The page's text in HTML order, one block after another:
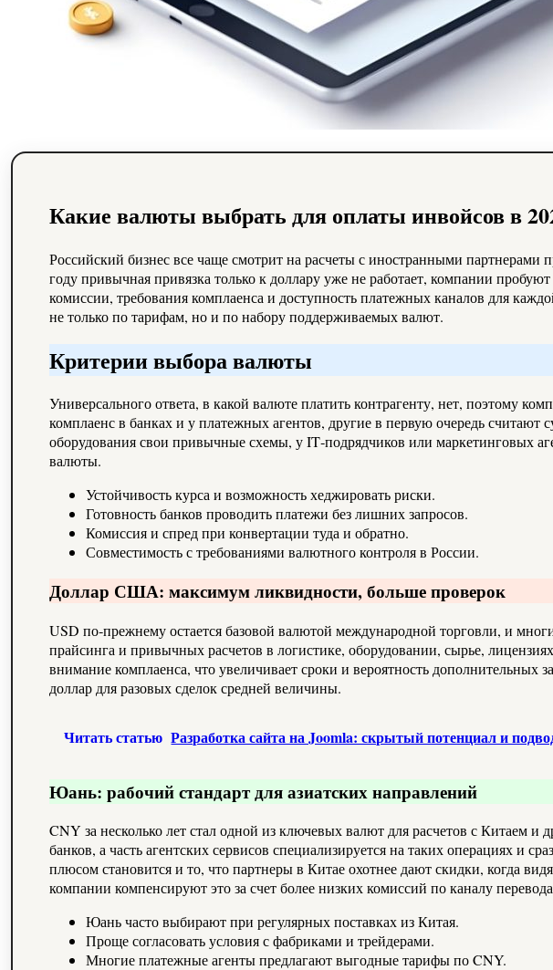
Какие валюты выбрать для оплаты инвойсов в
Российский бизнес все чаще смотрит на расчеты с иностранными
году привычная привязка только к доллару уже не работает, компании
комиссии, требования комплаенса и доступность платежных каналов для
не только по тарифам, но и по набору поддерживаемых валют.
Критерии выбора валюты
Универсального ответа, в какой валюте платить контрагенту, нет, поэтому
комплаенс в банках и у платежных агентов, другие в первую очередь
оборудования свои привычные схемы, у IT‑подрядчиков или маркетинговых
валюты.
Устойчивость курса и возможность хеджировать риски.
Готовность банков проводить платежи без лишних запросов.
Комиссия и спред при конвертации туда и обратно.
Совместимость с требованиями валютного контроля в России.
Доллар США: максимум ликвидности, больше проверок
USD по‑прежнему остается базовой валютой международной торговли, и
прайсинга и привычных расчетов в логистике, оборудовании, сырье,
внимание комплаенса, что увеличивает сроки и вероятность дополнительных
доллар для разовых сделок средней величины.
Читать статью Разработка сайта на Joomla: скрытый потенциал и
Юань: рабочий стандарт для азиатских направлений
CNY за несколько лет стал одной из ключевых валют для расчетов с Китаем
банков, а часть агентских сервисов специализируется на таких операциях и
плюсом становится и то, что партнеры в Китае охотнее дают скидки, когда
компании компенсируют это за счет более низких комиссий по каналу
Юань часто выбирают при регулярных поставках из Китая.
Проще согласовать условия с фабриками и трейдерами.
Многие платежные агенты предлагают выгодные тарифы по CNY.